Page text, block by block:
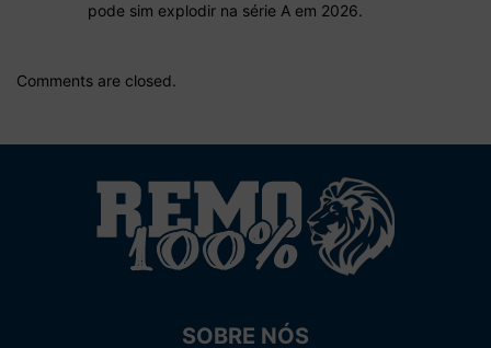
pode sim explodir na série A em 2026.
Comments are closed.
SOBRE NÓS